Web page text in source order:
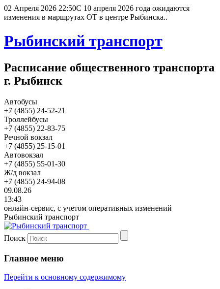
02 Апреля 2026 22:50С 10 апреля 2026 года ожидаются
изменения в маршрутах ОТ в центре Рыбинска..
Рыбинский транспорт
Расписание общественного транспорта
г. Рыбинск
Автобусы
+7 (4855) 24-52-21
Троллейбусы
+7 (4855) 22-83-75
Речной вокзал
+7 (4855) 25-15-01
Автовокзал
+7 (4855) 55-01-30
Ж/д вокзал
+7 (4855) 24-94-08
09.08.26
13:43
онлайн-сервис, с учетом оперативных изменений
Рыбинский транспорт
Поиск
Главное меню
Перейти к основному содержимому